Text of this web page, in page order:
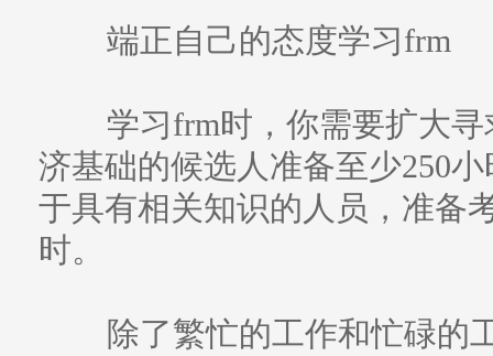
端正自己的态度学习frm
学习frm时，你需要扩大寻
济基础的候选人准备至少250
于具有相关知识的人员，准备
时。
除了繁忙的工作和忙碌的